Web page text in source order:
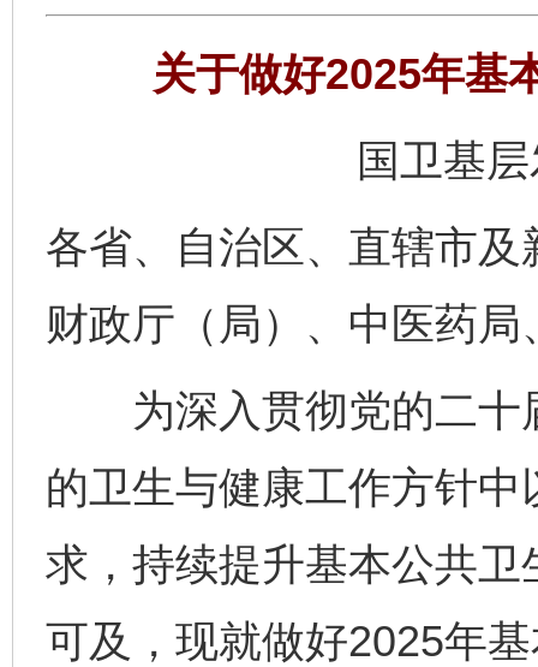
关于做好2025年基
国卫基
各省、自治区、直辖市
财政厅（局）、中医药局
为深入贯彻党的二十
的卫生与健康工作方针
求，持续提升基本公共
可及，现就做好2025年